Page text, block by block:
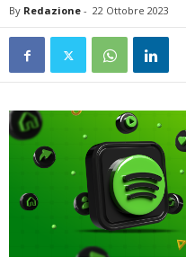
By Redazione - 22 Ottobre 2023